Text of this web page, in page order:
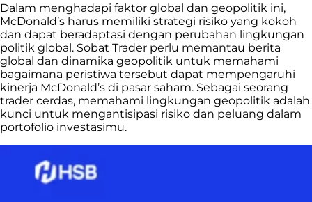
Dalam menghadapi faktor global dan geopolitik ini,
McDonald’s harus memiliki strategi risiko yang kokoh
dan dapat beradaptasi dengan perubahan lingkungan
politik global. Sobat Trader perlu memantau berita
global dan dinamika geopolitik untuk memahami
bagaimana peristiwa tersebut dapat mempengaruhi
kinerja McDonald’s di pasar saham. Sebagai seorang
trader cerdas, memahami lingkungan geopolitik adalah
kunci untuk mengantisipasi risiko dan peluang dalam
portofolio investasimu.